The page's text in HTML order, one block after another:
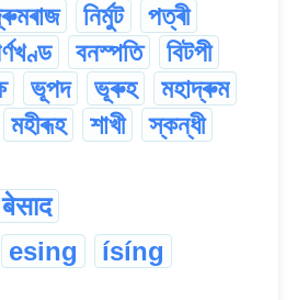
নিৰ্মুট
পত্ৰী
বনস্পতি
বিটপী
ভূপদ ভূৰুহ
মহাদ্ৰুম
মহীৰূহ শাখী
স্কন্ধী
esing
ísíng